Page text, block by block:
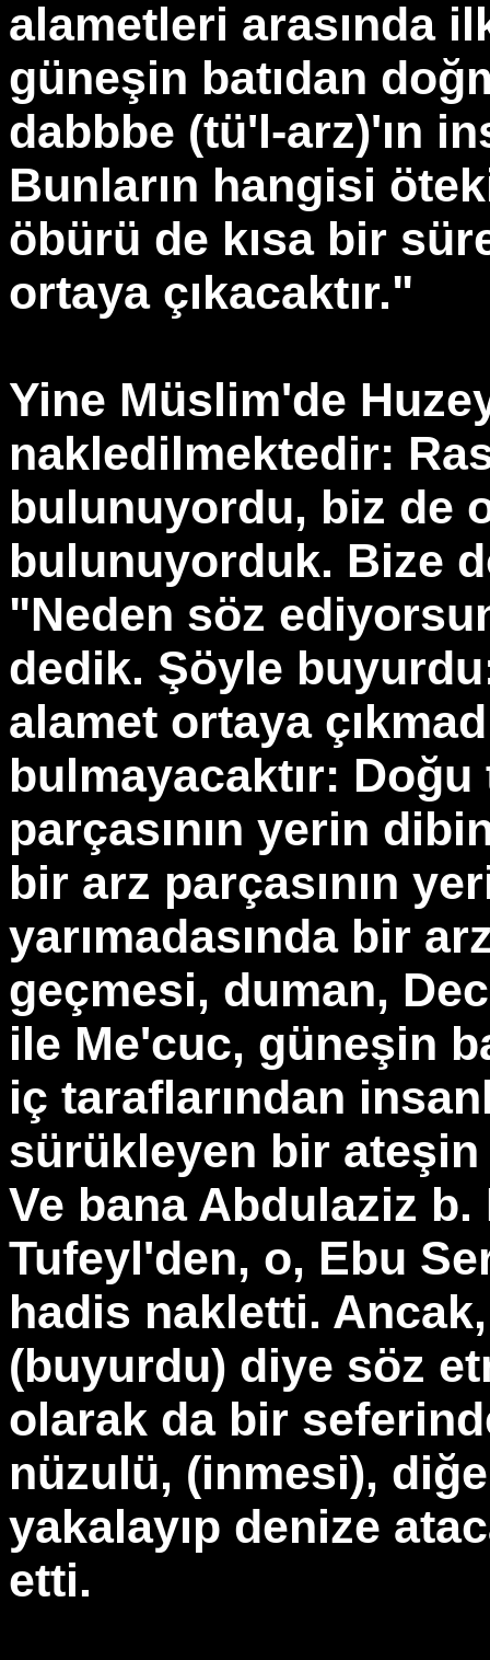
alametleri arasında
güneşin batıdan
dabbbe (tü'l-arz)'ın
Bunların hangisi
öbürü de kısa bir
ortaya çıkacaktır."
Yine Müslim'de
nakledilmektedir:
bulunuyordu, biz de
bulunuyorduk. Bize
"Neden söz
dedik. Şöyle
alamet ortaya
bulmayacaktır: Doğu
parçasının yerin
bir arz parçasının
yarımadasında bir
geçmesi, duman,
ile Me'cuc, güneşin
iç taraflarından
sürükleyen bir ateşin
Ve bana Abdulaziz
Tufeyl'den, o, Ebu
hadis nakletti.
(buyurdu) diye söz
olarak da bir
nüzulü, (inmesi),
yakalayıp denize
etti.